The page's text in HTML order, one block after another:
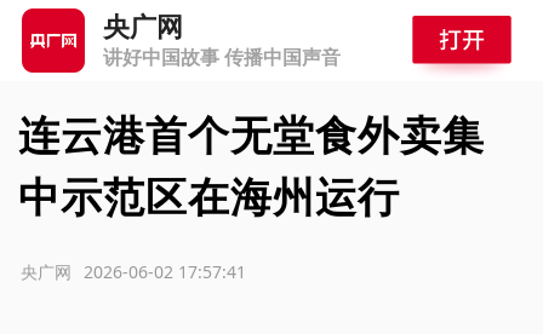
央广网
讲好中国故事 传播中国声音
连云港首个无堂食外卖集
中示范区在海州运行
2026-06-02 17:57:41
央广网